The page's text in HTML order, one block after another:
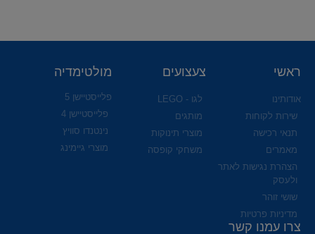
ראשי
אודותינו
שירות לקוחות
תנאי רכישה
מאמרים
הצהרת נגישות לאתר
ולעסק
שושי זוהר
מדיניות פרטיות
צעצועים
לגו - LEGO
מותגים
מוצרי תינוקות
משחקי קופסה
מולטימדיה
פלייסטיישן 5
פלייסטיישן 4
נינטנדו סוויץ
מוצרי גיימינג
צרו עמנו קשר